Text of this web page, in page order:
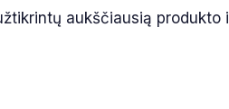
aukščiausią produkto